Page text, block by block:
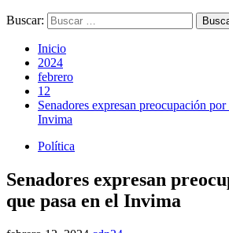
Buscar:
Inicio
2024
febrero
12
Senadores expresan preocupación
Invima
Política
Senadores expresan
que pasa en el Invima